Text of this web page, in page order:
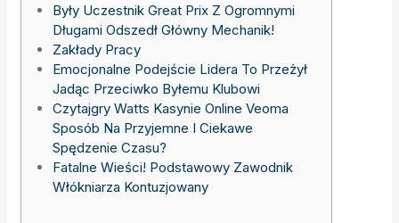
Były Uczestnik Great Prix Z Ogromnymi
Długami Odszedł Główny Mechanik!
Zakłady Pracy
Emocjonalne Podejście Lidera To Przeżył
Jadąc Przeciwko Byłemu Klubowi
Czytajgry Watts Kasynie Online Veoma
Sposób Na Przyjemne I Ciekawe
Spędzenie Czasu?
Fatalne Wieści! Podstawowy Zawodnik
Włókniarza Kontuzjowany